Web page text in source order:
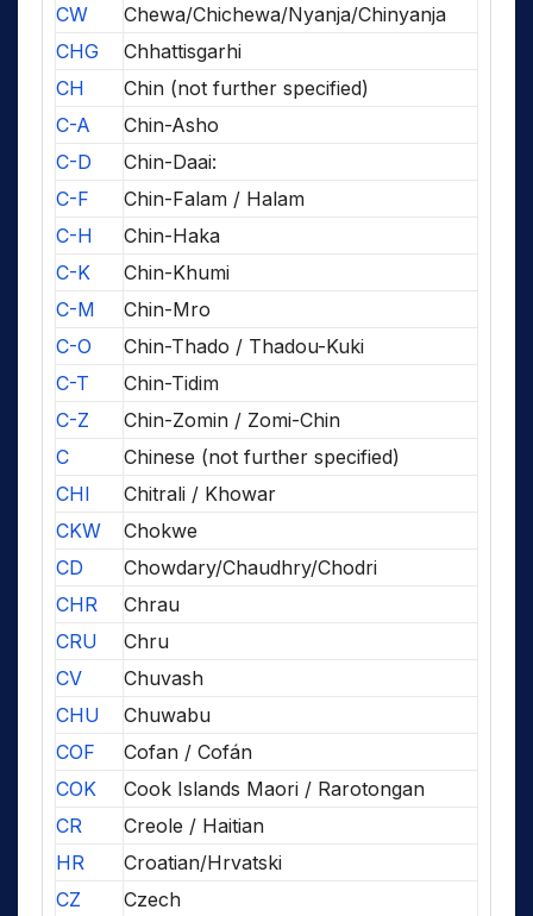
CW
Chewa/Chichewa/Nyanja/Chinyanja
CHG
Chhattisgarhi
CH
Chin (not further specified)
C-A
Chin-Asho
C-D
Chin-Daai:
C-F
Chin-Falam / Halam
C-H
Chin-Haka
C-K
Chin-Khumi
C-M
Chin-Mro
C-O
Chin-Thado / Thadou-Kuki
C-T
Chin-Tidim
C-Z
Chin-Zomin / Zomi-Chin
C
Chinese (not further specified)
CHI
Chitrali / Khowar
CKW
Chokwe
CD
Chowdary/Chaudhry/Chodri
CHR
Chrau
CRU
Chru
CV
Chuvash
CHU
Chuwabu
COF
Cofan / Cofán
COK
Cook Islands Maori / Rarotongan
CR
Creole / Haitian
HR
Croatian/Hrvatski
CZ
Czech